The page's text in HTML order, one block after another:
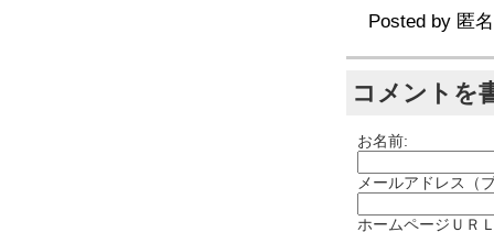
Posted by 匿名
コメントを
お名前:
メールアドレス（
ホームページＵＲ